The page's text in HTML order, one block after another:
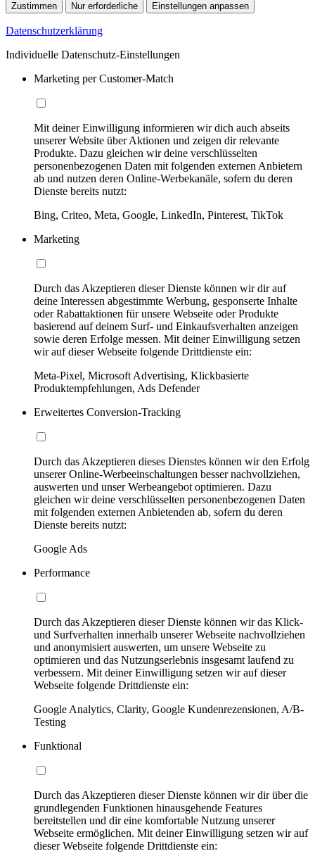
Zustimmen Nur erforderliche Einstellungen anpassen
Datenschutzerklärung
Individuelle Datenschutz-Einstellungen
Marketing per Customer-Match
Mit deiner Einwilligung informieren wir dich auch abseits
unserer Website über Aktionen und zeigen dir relevante
Produkte. Dazu gleichen wir deine verschlüsselten
personenbezogenen Daten mit folgenden externen Anbietern
ab und nutzen deren Online-Werbekanäle, sofern du deren
Dienste bereits nutzt:
Bing, Criteo, Meta, Google, LinkedIn, Pinterest, TikTok
Marketing
Durch das Akzeptieren dieser Dienste können wir dir auf
deine Interessen abgestimmte Werbung, gesponserte Inhalte
oder Rabattaktionen für unsere Webseite oder Produkte
basierend auf deinem Surf- und Einkaufsverhalten anzeigen
sowie deren Erfolge messen. Mit deiner Einwilligung setzen
wir auf dieser Webseite folgende Drittdienste ein:
Meta-Pixel, Microsoft Advertising, Klickbasierte
Produktempfehlungen, Ads Defender
Erweitertes Conversion-Tracking
Durch das Akzeptieren dieses Dienstes können wir den Erfolg
unserer Online-Werbeeinschaltungen besser nachvollziehen,
auswerten und unser Werbeangebot optimieren. Dazu
gleichen wir deine verschlüsselten personenbezogenen Daten
mit folgenden externen Anbietenden ab, sofern du deren
Dienste bereits nutzt:
Google Ads
Performance
Durch das Akzeptieren dieser Dienste können wir das Klick-
und Surfverhalten innerhalb unserer Webseite nachvollziehen
und anonymisiert auswerten, um unsere Webseite zu
optimieren und das Nutzungserlebnis insgesamt laufend zu
verbessern. Mit deiner Einwilligung setzen wir auf dieser
Webseite folgende Drittdienste ein:
Google Analytics, Clarity, Google Kundenrezensionen, A/B-
Testing
Funktional
Durch das Akzeptieren dieser Dienste können wir dir über die
grundlegenden Funktionen hinausgehende Features
bereitstellen und dir eine komfortable Nutzung unserer
Webseite ermöglichen. Mit deiner Einwilligung setzen wir auf
dieser Webseite folgende Drittdienste ein: